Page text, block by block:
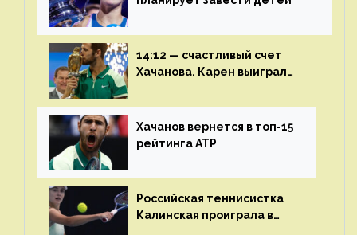
14:12 — счастливый счет
Хачанова. Карен выиграл
Хачанов вернется в топ-15
рейтинга ATP
Российская теннисистка
Калинская проиграла в